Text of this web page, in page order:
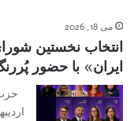
می 18, 2026
انتخاب نخستین
ایران» با حضور